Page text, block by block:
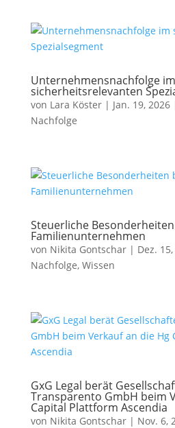
Unternehmensnachfolge im
sicherheitsrelevanten
von Lara Köster| Jan. 19, 2026
Nachfolge
Steuerliche
Familienunternehmen
von Nikita Gontschar| Dez.
Nachfolge, Wissen
GxG Legal berät
Transparento GmbH beim
Capital Plattform Ascendia
von Nikita Gontschar| Nov. 6,